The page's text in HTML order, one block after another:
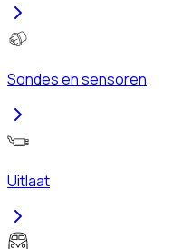
Sondes en sensoren
Uitlaat